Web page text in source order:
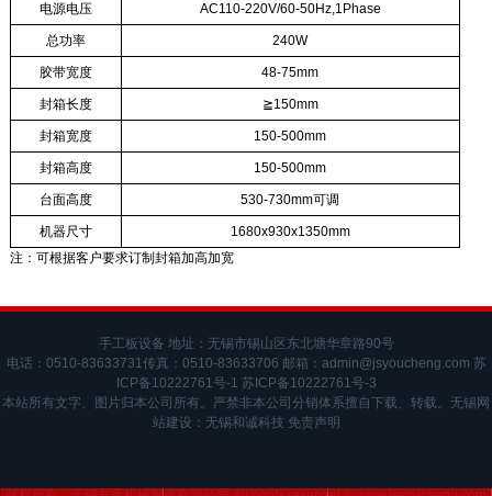
电源电压 AC110-220V/60-50Hz,1Phase
总功率 240W
胶带宽度 48-75mm
封箱长度 ≧150mm
封箱宽度 150-500mm
封箱高度 150-500mm
台面高度 530-730mm可调
机器尺寸
1680x930x1350mm
注：可根据客户要求订制封箱加高加宽
手工板设备 地址：无锡市锡山区东北塘华章路90号
电话：0510-83633731传真：0510-83633706 邮箱：admin@jsyoucheng.com 苏
ICP备10222761号-1 苏ICP备10222761号-3
本站所有文字、图片归本公司所有。严禁非本公司分销体系擅自下载、转载。 无锡网
站建设 ： 无锡和诚科技 免责声明